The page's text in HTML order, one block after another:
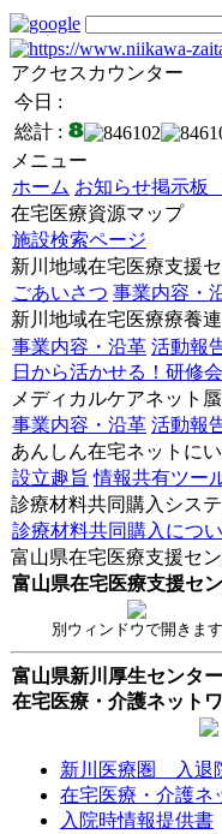
アクセスカウンター
今日 :
総計 :
メニュー
ホーム お知らせ掲示板
在宅医療資源マップ
施設検索ページ
新川地域在宅医療支援
ごあいさつ 事業内容・
新川地域在宅医療療養
事業内容・沿革 活動報
日から活かせる！研修
メディカルケアネット
事業内容・沿革 活動報
あんしん在宅ネットに
設立趣旨 情報共有ツー
診療材料共同購入シス
診療材料共同購入につ
富山県在宅医療支援
富山県在宅医療支援セ
別ウィンドウで開きます
富山県新川厚生センター
在宅医療・介護ネット
新川医療圏 入退
在宅医療・介護ネ
入院時情報提供書